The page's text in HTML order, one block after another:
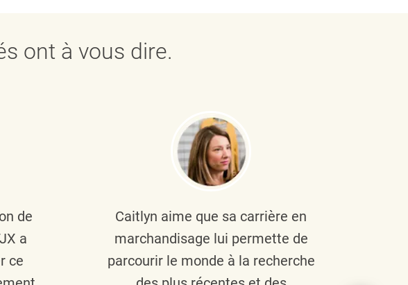
ont à vous dire.
de
a
ce
Caitlyn aime que sa carrière en
marchandisage lui permette de
parcourir le monde à la recherche